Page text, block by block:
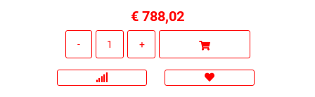
€ 788,02